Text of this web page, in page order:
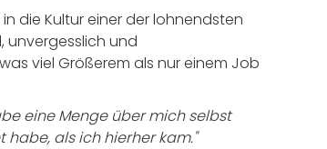
die Kultur einer der lohnendsten
unvergesslich und
viel Größerem als nur einem Job
eine Menge über mich selbst
als ich hierher kam."